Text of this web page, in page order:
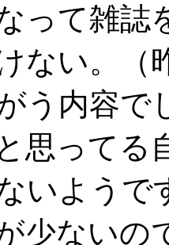
って雑誌
ない。（
う内容で
思ってる
いようで
少ないの